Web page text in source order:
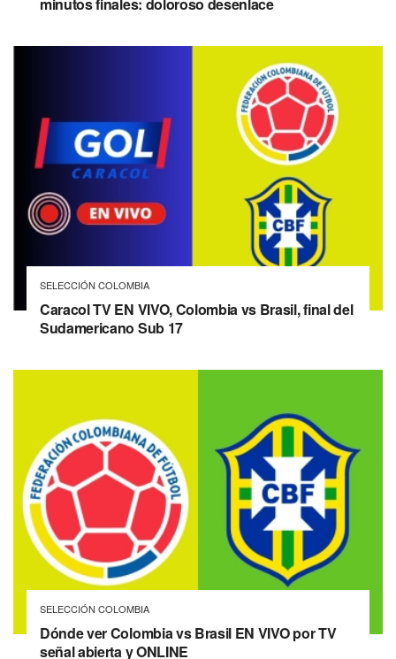
SELECCIÓN COLOMBIA
Caracol TV EN VIVO, Colombia vs Brasil, final del
Sudamericano Sub 17
SELECCIÓN COLOMBIA
Dónde ver Colombia vs Brasil EN VIVO por TV
señal abierta y ONLINE